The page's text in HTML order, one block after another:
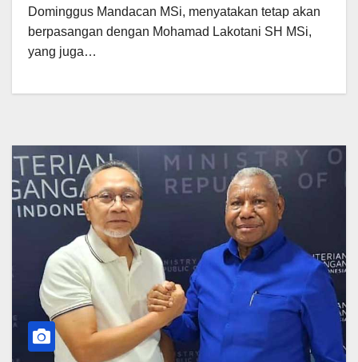
Dominggus Mandacan MSi, menyatakan tetap akan
berpasangan dengan Mohamad Lakotani SH MSi,
yang juga…